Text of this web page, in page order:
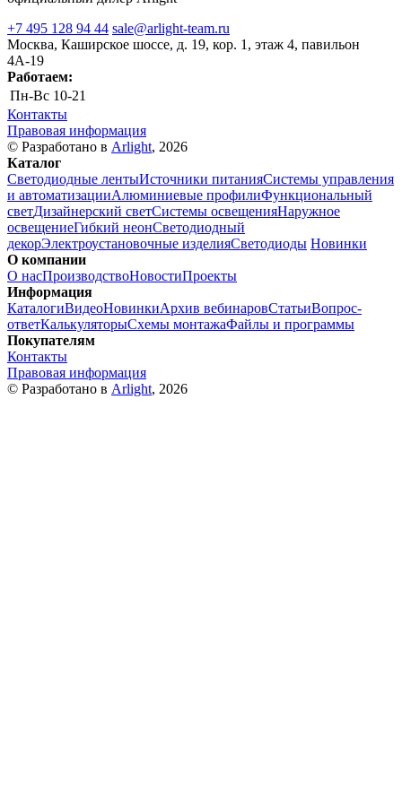
+7 495 128 94 44 sale@arlight-team.ru
Москва, Каширское шоссе, д. 19, кор. 1, этаж 4, павильон
4А-19
Работаем:
Пн-Вс 10-21
Контакты
Правовая информация
© Разработано в Arlight, 2026
Каталог
Светодиодные лентыИсточники питанияСистемы управления
и автоматизацииАлюминиевые профилиФункциональный
светДизайнерский светСистемы освещенияНаружное
освещениеГибкий неонСветодиодный
декорЭлектроустановочные изделияСветодиоды Новинки
О компании
О насПроизводствоНовостиПроекты
Информация
КаталогиВидеоНовинкиАрхив вебинаровСтатьиВопрос-
ответКалькуляторыСхемы монтажаФайлы и программы
Покупателям
Контакты
Правовая информация
© Разработано в Arlight, 2026